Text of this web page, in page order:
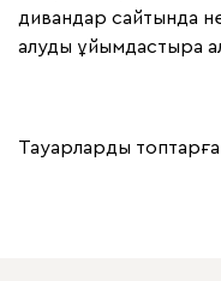
дивандар сайтында
алуды ұйымдастыра
Тауарларды